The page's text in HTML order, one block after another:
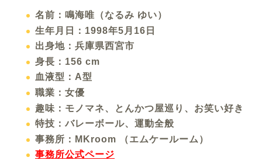
名前：鳴海唯（なるみ ゆい）
生年月日：1998年5月16日
出身地：兵庫県西宮市
身長：156 cm
血液型：A型
職業：女優
趣味：モノマネ、とんかつ屋巡り、お笑い好き
特技：バレーボール、運動全般
事務所：MKroom （エムケールーム）
事務所公式ページ